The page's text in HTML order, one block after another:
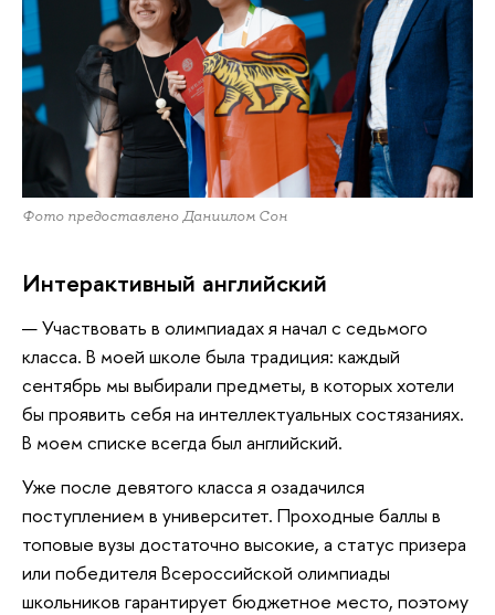
Фото предоставлено Даниилом Сон
Интерактивный английский
— Участвовать в олимпиадах я начал с седьмого
класса. В моей школе была традиция: каждый
сентябрь мы выбирали предметы, в которых хотели
бы проявить себя на интеллектуальных состязаниях.
В моем списке всегда был английский.
Уже после девятого класса я озадачился
поступлением в университет. Проходные баллы в
топовые вузы достаточно высокие, а статус призера
или победителя Всероссийской олимпиады
школьников гарантирует бюджетное место, поэтому